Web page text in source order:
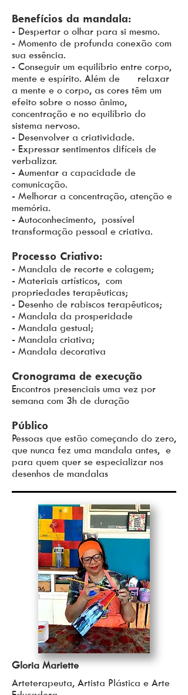
Benefícios da mandala:
- Despertar o olhar para si mesmo.
- Momento de profunda conexão com
sua essência.
- Conseguir um equilíbrio entre corpo,
mente e espírito. Além de relaxar
a mente e o corpo, as cores têm um
efeito sobre o nosso ânimo,
concentração e no equilíbrio do
sistema nervoso.
- Desenvolver a criatividade.
- Expressar sentimentos difíceis de
verbalizar.
- Aumentar a capacidade de
comunicação.
- Melhorar a concentração, atenção e
memória.
- Autoconhecimento, possível
transformação pessoal e criativa.
Processo Criativo:
- Mandala de recorte e colagem;
- Materiais artísticos, com
propriedades terapêuticas;
- Desenho de rabiscos terapêuticos;
- Mandala da prosperidade
- Mandala gestual;
- Mandala criativa;
- Mandala decorativa
Cronograma de execução
Encontros presenciais uma vez por
semana com 3h de duração
Público
Pessoas que estão começando do zero,
que nunca fez uma mandala antes, e
para quem quer se especializar nos
desenhos de mandalas
Gloria Mariette
Arteterapeuta, Artista Plástica e Arte